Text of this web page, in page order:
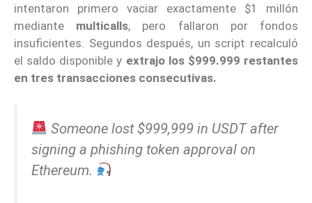
intentaron primero vaciar exactamente $1 millón
mediante multicalls, pero fallaron por fondos
insuficientes. Segundos después, un script recalculó
el saldo disponible y extrajo los $999.999 restantes
en tres transacciones consecutivas.
Someone lost $999,999 in USDT after
signing a phishing token approval on
Ethereum.